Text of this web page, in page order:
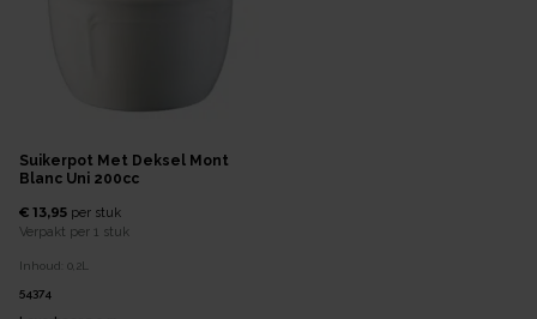
Suikerpot Met Deksel Mont
Blanc Uni 200cc
€ 13,95 per stuk
Verpakt per 1 stuk
Inhoud: 0,2L
54374